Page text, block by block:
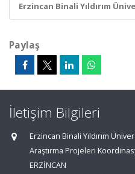
Erzincan Binali Yıldırım
Paylaş
İletişim Bilgileri
Erzincan Binali Yıldırım
Araştırma Projeleri
ERZİNCAN